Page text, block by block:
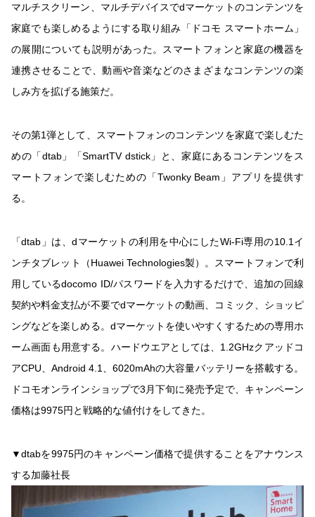
マルチスクリーン、マルチデバイスでdマーケットのコンテンツを
家庭でも楽しめるようにする取り組み「ドコモ スマートホーム」
の展開についても説明があった。スマートフォンと家庭の機器を
連携させることで、動画や音楽などのさまざまなコンテンツの楽
しみ方を拡げる施策だ。
その第1弾として、スマートフォンのコンテンツを家庭で楽しむた
めの「dtab」「SmartTV dstick」と、家庭にあるコンテンツをス
マートフォンで楽しむための「Twonky Beam」アプリを提供す
る。
「dtab」は、dマーケットの利用を中心にしたWi-Fi専用の10.1イ
ンチタブレット（Huawei Technologies製）。スマートフォンで利
用しているdocomo ID/パスワードを入力するだけで、追加の回線
契約や料金支払が不要でdマーケットの動画、コミック、ショッピ
ングなどを楽しめる。dマーケットを使いやすくするための専用ホ
ーム画面も用意する。ハードウエアとしては、1.2GHzクアッドコ
アCPU、Android 4.1、6020mAhの大容量バッテリーを搭載する。
ドコモオンラインショップで3月下旬に発売予定で、キャンペーン
価格は9975円と戦略的な値付けをしてきた。
▼dtabを9975円のキャンペーン価格で提供することをアナウンス
する加藤社長